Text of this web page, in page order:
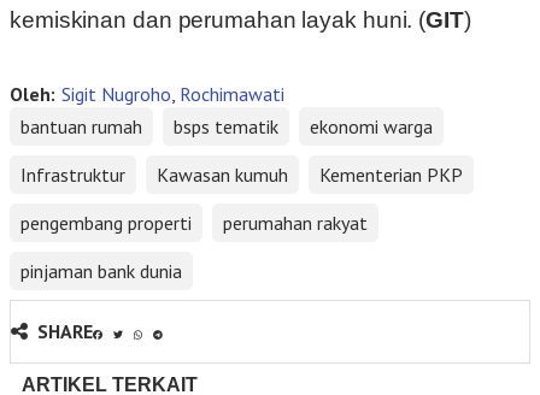
kemiskinan dan perumahan layak huni. (GIT)
Oleh: Sigit Nugroho Rochimawati
bantuan rumah
bsps tematik
ekonomi warga
Infrastruktur
Kawasan kumuh
Kementerian PKP
pengembang properti
perumahan rakyat
pinjaman bank dunia
SHARE
ARTIKEL TERKAIT